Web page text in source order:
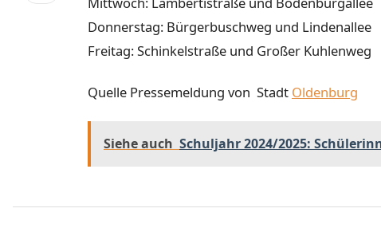
Donnerstag: Bürgerbuschweg und Lindenallee
Freitag: Schinkelstraße und Großer Kuhlenweg
Quelle Pressemeldung von Stadt Oldenburg
Siehe auch Schuljahr 2024/2025: